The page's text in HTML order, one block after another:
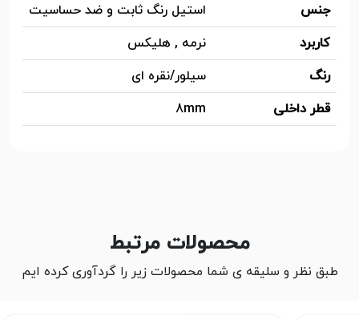
جنس
استیل رنگ ثابت و ضد حساسیت
کاربرد
نرمه , هلیکس
رنگ
سیلور/نقره ای
قطر داخلی
8mm
محصولات مرتبط
طبق نظر و سلیقه ی شما محصولات زیر را گردآوری کرده ایم